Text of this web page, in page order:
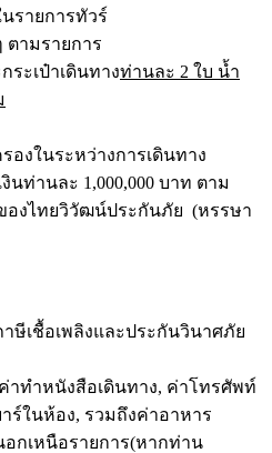
รายการทัวร์
ตามรายการ
ะเป๋าเดินทางท่านละ 2 ใบ น้ำ
งในระหว่างการเดินทาง
นท่านละ 1,000,000 บาท ตาม
องไทยวิวัฒน์ประกันภัย (หรรษา
ษีเชื้อเพลิงและประกันวินาศภัย
าทำหนังสือเดินทาง, ค่าโทรศัพท์
ร์ในห้อง, รวมถึงค่าอาหาร
อกเหนือรายการ(หากท่าน